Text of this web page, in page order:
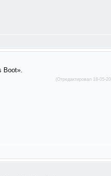
Boot».
(Отредактировал 18-05-